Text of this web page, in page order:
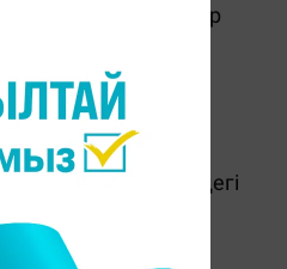
хаттамалар
туралы
- "Жол
жүру бөлiгiндегi
талаптарды